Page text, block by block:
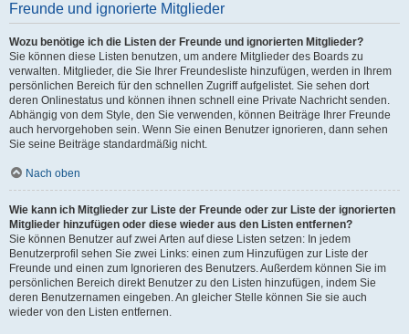
Freunde und ignorierte Mitglieder
Wozu benötige ich die Listen der Freunde und ignorierten Mitglieder?
Sie können diese Listen benutzen, um andere Mitglieder des Boards zu
verwalten. Mitglieder, die Sie Ihrer Freundesliste hinzufügen, werden in Ihrem
persönlichen Bereich für den schnellen Zugriff aufgelistet. Sie sehen dort
deren Onlinestatus und können ihnen schnell eine Private Nachricht senden.
Abhängig von dem Style, den Sie verwenden, können Beiträge Ihrer Freunde
auch hervorgehoben sein. Wenn Sie einen Benutzer ignorieren, dann sehen
Sie seine Beiträge standardmäßig nicht.
Nach oben
Wie kann ich Mitglieder zur Liste der Freunde oder zur Liste der ignorierten
Mitglieder hinzufügen oder diese wieder aus den Listen entfernen?
Sie können Benutzer auf zwei Arten auf diese Listen setzen: In jedem
Benutzerprofil sehen Sie zwei Links: einen zum Hinzufügen zur Liste der
Freunde und einen zum Ignorieren des Benutzers. Außerdem können Sie im
persönlichen Bereich direkt Benutzer zu den Listen hinzufügen, indem Sie
deren Benutzernamen eingeben. An gleicher Stelle können Sie sie auch
wieder von den Listen entfernen.